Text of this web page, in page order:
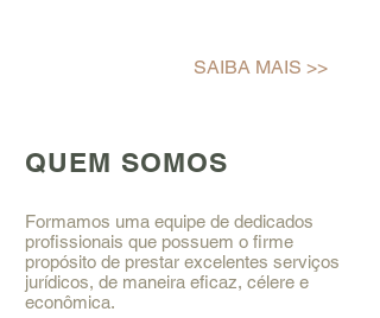
SAIBA MAIS >>
QUEM SOMOS
Formamos uma equipe de dedicados
profissionais que possuem o firme
propósito de prestar excelentes serviços
jurídicos, de maneira eficaz, célere e
econômica.